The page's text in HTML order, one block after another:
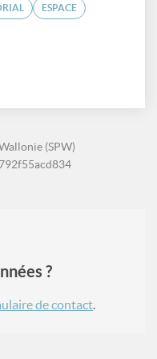
ESPACE
(SPW)
?
de contact.